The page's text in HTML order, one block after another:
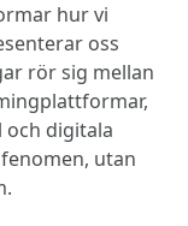
hur vi
oss
rör sig mellan
och digitala
utan